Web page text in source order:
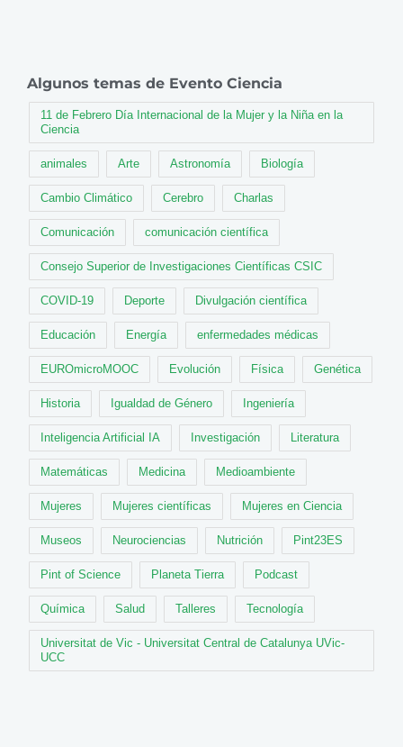
Algunos temas de Evento Ciencia
11 de Febrero Día Internacional de la Mujer y la Niña en la
Ciencia
animales Arte Astronomía Biología
Cambio Climático Cerebro Charlas
Comunicación comunicación científica
Consejo Superior de Investigaciones Científicas CSIC
COVID-19 Deporte Divulgación científica
Educación Energía enfermedades médicas
EUROmicroMOOC Evolución Física Genética
Historia Igualdad de Género Ingeniería
Inteligencia Artificial IA Investigación Literatura
Matemáticas Medicina Medioambiente
Mujeres Mujeres científicas Mujeres en Ciencia
Museos Neurociencias Nutrición Pint23ES
Pint of Science Planeta Tierra Podcast
Química Salud Talleres Tecnología
Universitat de Vic - Universitat Central de Catalunya UVic-
UCC